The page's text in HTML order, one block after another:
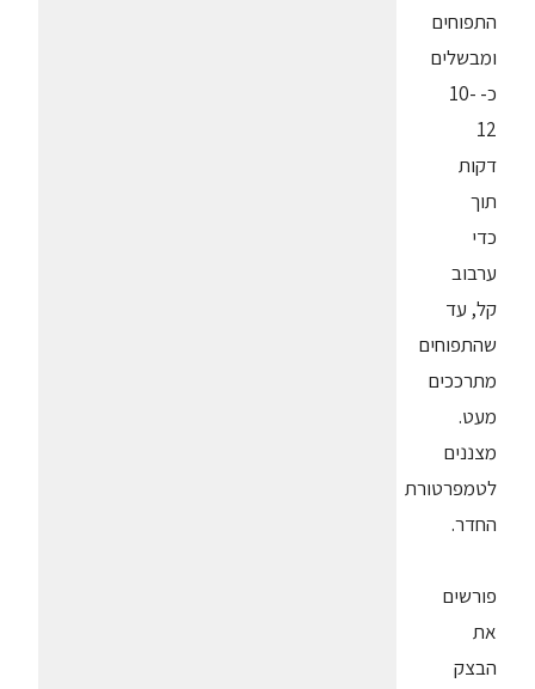
התפוחים
ומבשלים
כ- 10-
12
דקות
תוך
כדי
ערבוב
קל, עד
שהתפוחים
מתרככים
מעט.
מצננים
לטמפרטורת
החדר.
פורשים
את
הבצק